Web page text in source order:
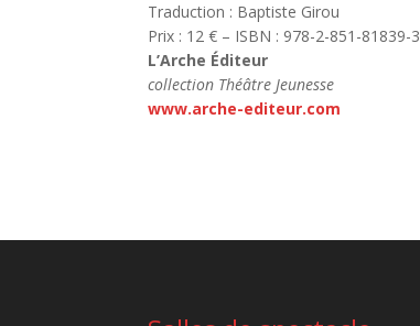
Traduction : Baptiste Girou
Prix : 12 € – ISBN : 978-2-851-81839-3
L’Arche Éditeur
collection Théâtre Jeunesse
www.arche-editeur.com